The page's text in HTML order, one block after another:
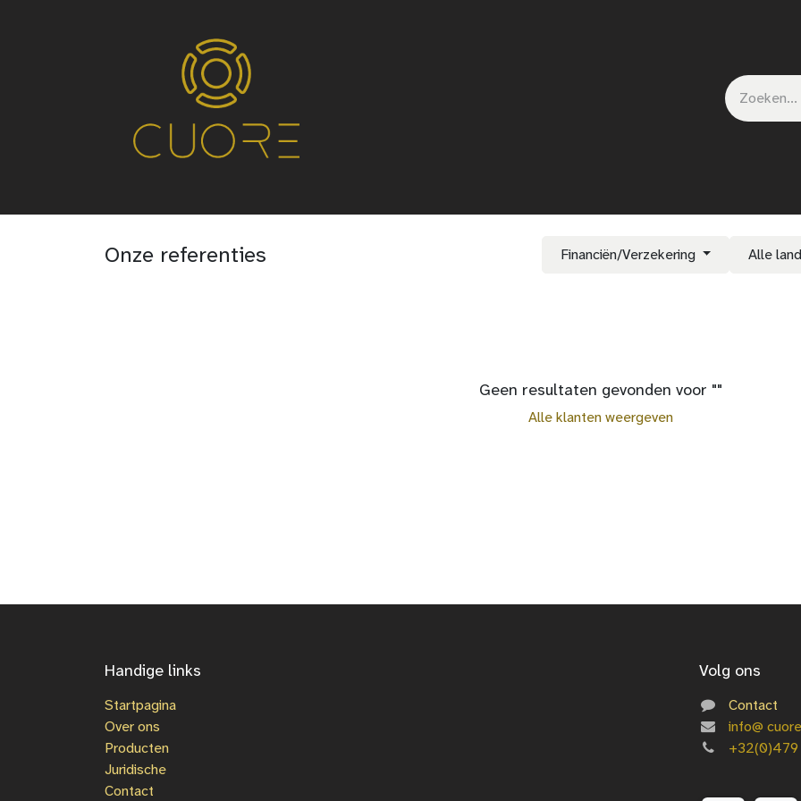
Onze referenties Financiën/Verzekering Alle
Geen resultaten gevonden voor ""
Alle klanten weergeven
Handige links
Startpagina
Over ons
Producten
Juridische
Contact
Volg ons
Contact
info@
+32(0)479